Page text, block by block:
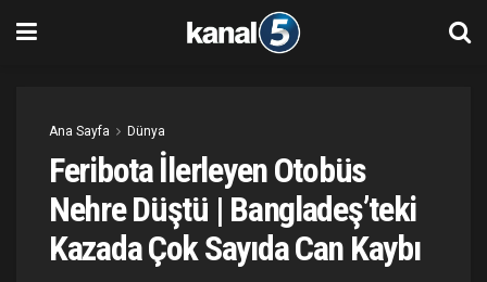
Ana Sayfa Dünya
Feribota İlerleyen Otobüs
Nehre Düştü | Bangladeş’teki
Kazada Çok Sayıda Can Kaybı